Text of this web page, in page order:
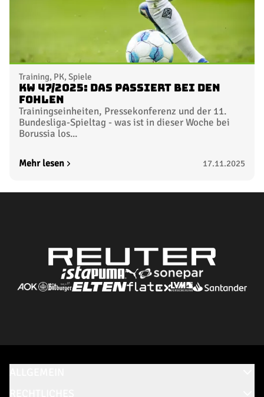
Training, PK, Spiele
KW 47/2025: Das passiert bei den
Fohlen
Trainingseinheiten, Pressekonferenz und der 11.
Bundesliga-Spieltag - was ist in dieser Woche bei
Borussia los...
Mehr lesen 17.11.2025